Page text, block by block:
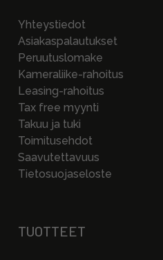
Yhteystiedot
Asiakaspalautukset
Peruutuslomake
Kameraliike-rahoitus
Leasing-rahoitus
Tax free myynti
Takuu ja tuki
Toimitusehdot
Saavutettavuus
Tietosuojaseloste
TUOTTEET